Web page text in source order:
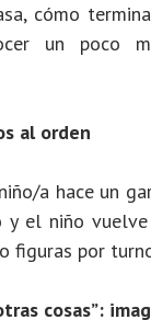
cómo
un poco
al orden
a hace un
el niño
figuras por
cosas”: